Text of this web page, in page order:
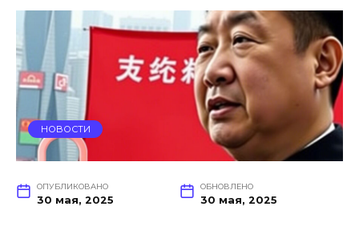
НОВОСТИ
ОПУБЛИКОВАНО
30 мая, 2025
ОБНОВЛЕНО
30 мая, 2025